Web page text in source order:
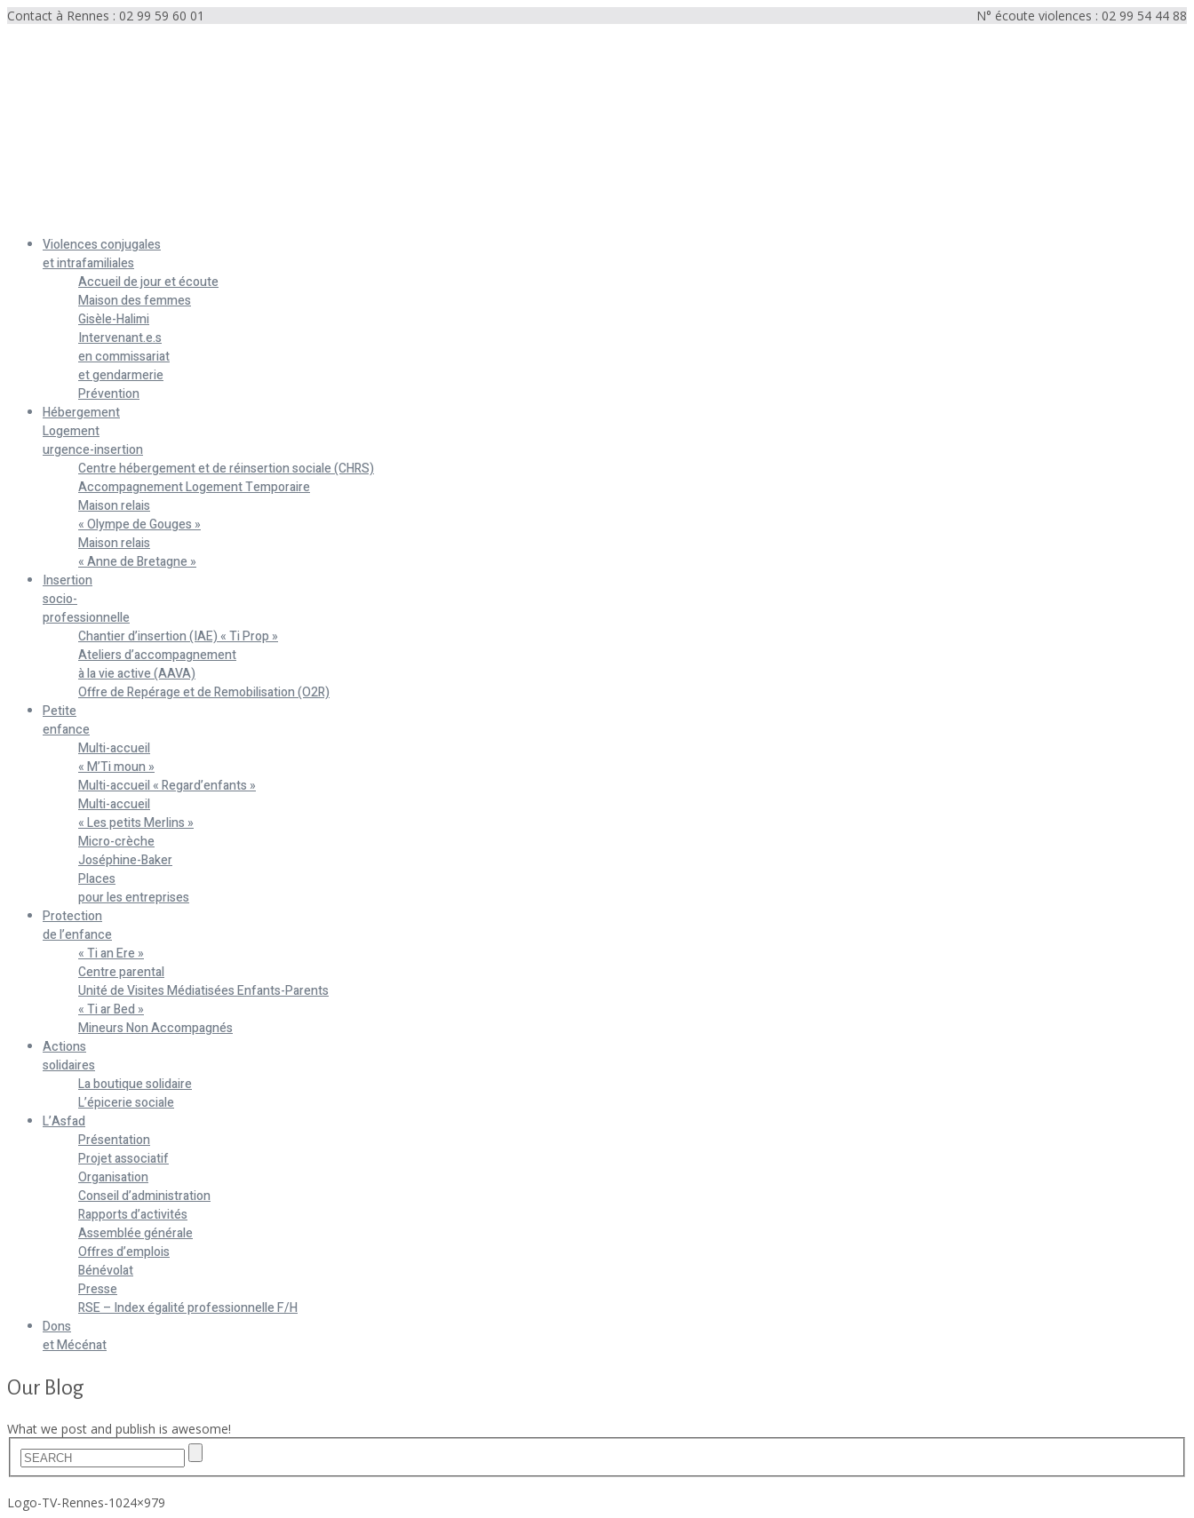
Contact à Rennes : 02 99 59 60 01 N° écoute violences : 02 99 54 44 88
Violences conjugales
et intrafamiliales
Accueil de jour et écoute
Maison des femmes
Gisèle-Halimi
Intervenant.e.s
en commissariat
et gendarmerie
Prévention
Hébergement
Logement
urgence-insertion
Centre hébergement et de réinsertion sociale (CHRS)
Accompagnement Logement Temporaire
Maison relais
« Olympe de Gouges »
Maison relais
« Anne de Bretagne »
Insertion
socio-
professionnelle
Chantier d’insertion (IAE) « Ti Prop »
Ateliers d’accompagnement
à la vie active (AAVA)
Offre de Repérage et de Remobilisation (O2R)
Petite
enfance
Multi-accueil
« M’Ti moun »
Multi-accueil « Regard’enfants »
Multi-accueil
« Les petits Merlins »
Micro-crèche
Joséphine-Baker
Places
pour les entreprises
Protection
de l’enfance
« Ti an Ere »
Centre parental
Unité de Visites Médiatisées Enfants-Parents
« Ti ar Bed »
Mineurs Non Accompagnés
Actions
solidaires
La boutique solidaire
L’épicerie sociale
L’Asfad
Présentation
Projet associatif
Organisation
Conseil d’administration
Rapports d’activités
Assemblée générale
Offres d’emplois
Bénévolat
Presse
RSE – Index égalité professionnelle F/H
Dons
et Mécénat
Our Blog
What we post and publish is awesome!
Logo-TV-Rennes-1024×979